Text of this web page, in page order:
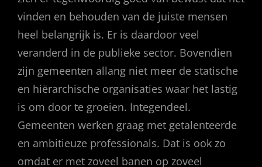
vinden en behouden van de juiste mensen
heel belangrijk is. Er is daardoor veel
veranderd in de publieke sector. Bovendien
zijn gemeenten allang niet meer de statische
en hiërarchische organisaties waar het lastig
is om door te groeien. Integendeel.
Gemeenten werken graag met getalenteerde
en ambitieuze professionals. Dat is ook zo
omdat er met zoveel banen op zoveel